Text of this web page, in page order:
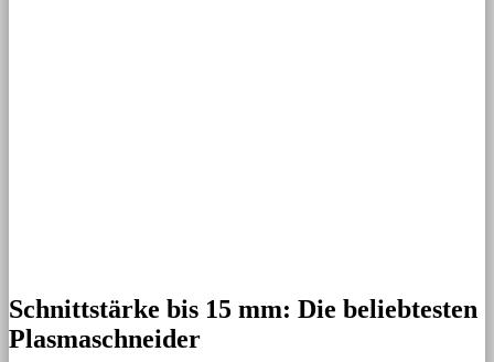
Schnittstärke bis 15 mm: Die beliebtesten
Plasmaschneider